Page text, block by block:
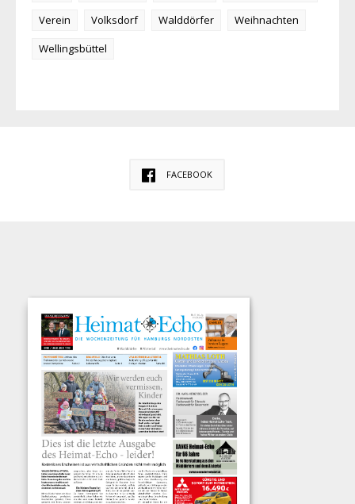
Verein
Volksdorf Walddörfer
Weihnachten
Wellingsbüttel
FACEBOOK